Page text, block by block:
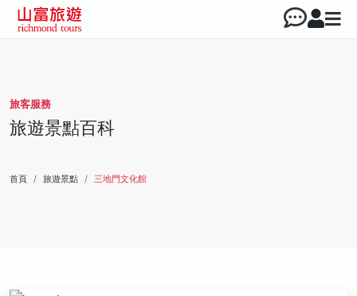
旅客服務
旅遊景點百科
首頁 旅遊景點 三地門文化館